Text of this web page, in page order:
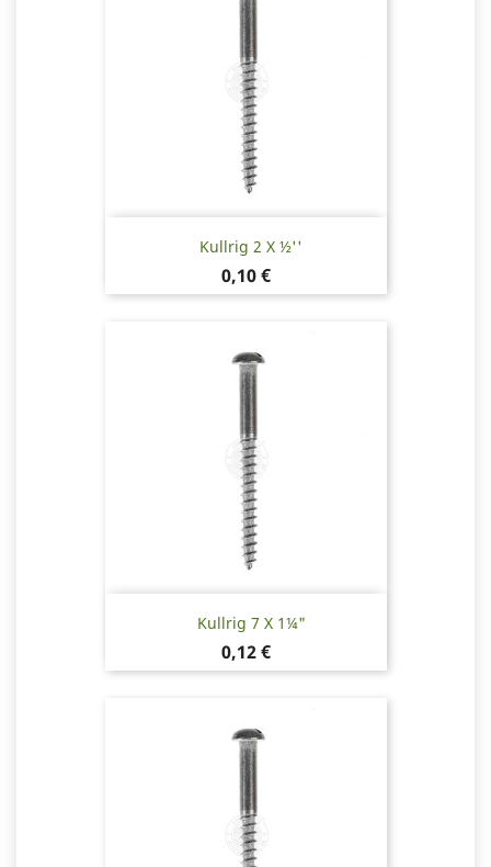
Kullrig 2 X ½''
Pris
0,10 €
Kullrig 7 X 1¼"
Pris
0,12 €